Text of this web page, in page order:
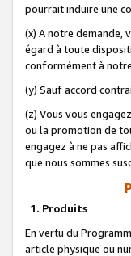
pourrait induire une
(x) A notre demande,
égard à toute
conformément à
(y) Sauf accord
(z) Vous vous
ou la promotion de
engagez à ne pas
que nous sommes
1. Produits
En vertu du
article physique ou